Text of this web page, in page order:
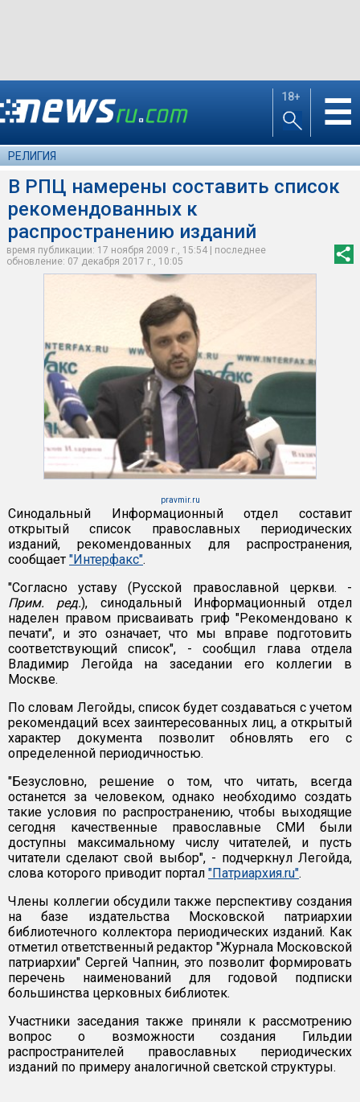
18+ ☰
РЕЛИГИЯ
В РПЦ намерены составить список
рекомендованных к
распространению изданий
время публикации: 17 ноября 2009 г., 15:54 | последнее
обновление: 07 декабря 2017 г., 10:05
pravmir.ru
Синодальный Информационный отдел составит
открытый список православных периодических
изданий, рекомендованных для распространения,
сообщает "Интерфакс".
"Согласно уставу (Русской православной церкви. -
Прим. ред.), синодальный Информационный отдел
наделен правом присваивать гриф "Рекомендовано к
печати", и это означает, что мы вправе подготовить
соответствующий список", - сообщил глава отдела
Владимир Легойда на заседании его коллегии в
Москве.
По словам Легойды, список будет создаваться с учетом
рекомендаций всех заинтересованных лиц, а открытый
характер документа позволит обновлять его с
определенной периодичностью.
"Безусловно, решение о том, что читать, всегда
останется за человеком, однако необходимо создать
такие условия по распространению, чтобы выходящие
сегодня качественные православные СМИ были
доступны максимальному числу читателей, и пусть
читатели сделают свой выбор", - подчеркнул Легойда,
слова которого приводит портал "Патриархия.ru".
Члены коллегии обсудили также перспективу создания
на базе издательства Московской патриархии
библиотечного коллектора периодических изданий. Как
отметил ответственный редактор "Журнала Московской
патриархии" Сергей Чапнин, это позволит формировать
перечень наименований для годовой подписки
большинства церковных библиотек.
Участники заседания также приняли к рассмотрению
вопрос о возможности создания Гильдии
распространителей православных периодических
изданий по примеру аналогичной светской структуры.